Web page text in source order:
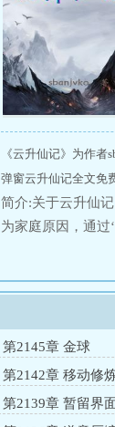
《云升仙记》为作
弹窗云升仙记全文免
简介:关于云升仙
为家庭原因，通过
第2145章 金球
第2142章 移动修
第2139章 暂留界